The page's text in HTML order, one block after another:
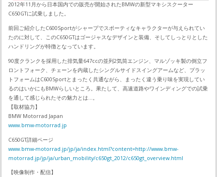
2012年11月から日本国内での販売が開始されたBMWの新型マキシスクーター
C650GTに試乗しました。
前回ご紹介したC600Sportがシャープでスポーティなキャラクターが与えられてい
たのに対して、このC650GTはゴージャスなデザインと装備、そしてしっとりとした
ハンドリングが特徴となっています。
90度クランクを採用した排気量647ccの並列2気筒エンジン、マルゾッキ製の倒立フ
ロントフォーク、チェーンを内蔵したシングルサイドスイングアームなど、プラッ
トフォームはC600Sportとまったく共通ながら、まったく違う乗り味を実現してい
るのはいかにもBMWらしいところ。果たして、高速道路やワインディングでの試乗
を通して感じられたその魅力とは…。
【取材協力】
BMW Motorrad Japan
www.bmw-motorrad.jp
C650GT詳細ページ
www.bmw-motorrad.jp/jp/ja/index.html?content=http://www.bmw-
motorrad.jp/jp/ja/urban_mobility/c650gt_2012/c650gt_overview.html
【映像制作・配信】